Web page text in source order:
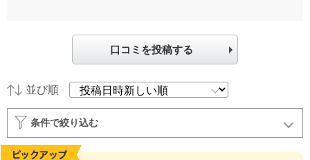
口コミを投稿する
並び順
条件で絞り込む